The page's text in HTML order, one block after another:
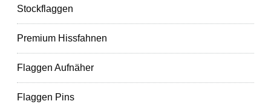
Stockflaggen
Premium Hissfahnen
Flaggen Aufnäher
Flaggen Pins